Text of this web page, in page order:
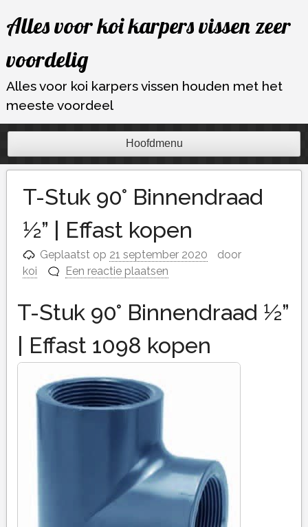
naar
inhoud
Alles voor koi karpers vissen zeer
voordelig
Alles voor koi karpers vissen houden met het
meeste voordeel
Hoofdmenu
T-Stuk 90° Binnendraad
½” | Effast kopen
Geplaatst op 21 september 2020
door
koi
Een reactie plaatsen
T-Stuk 90° Binnendraad ½”
| Effast 1098 kopen